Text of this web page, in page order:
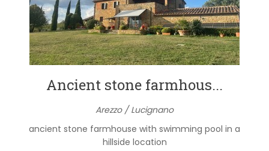
Ancient stone farmhous...
Arezzo / Lucignano
ancient stone farmhouse with swimming pool in a
hillside location